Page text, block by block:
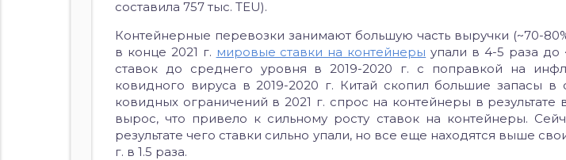
составила 757 тыс. TEU).
Контейнерные перевозки занимают большую часть выручки (~70-
в конце 2021 г. мировые ставки на контейнеры упали в 4-5 раза
ставок до среднего уровня в 2019-2020 г. с поправкой на
ковидного вируса в 2019-2020 г. Китай скопил большие запасы в
ковидных ограничений в 2021 г. спрос на контейнеры в результате
вырос, что привело к сильному росту ставок на контейнеры.
результате чего ставки сильно упали, но все еще находятся выше
г. в 1.5 раза.